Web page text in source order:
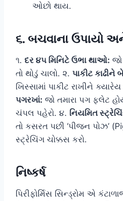
ઓછો થાય.
૬. બચવાના ઉપાયો
૧. દર ૪૫ મિનિટે ઉભા થાઓ:
તો થોડું ચાલો. ૨. પાકીટ કાઢીને
ખિસ્સામાં પાકીટ રાખીને
પગરખાં: જો તમારા પગ ફ્લેટ
ચંપલ પહેરો. ૪. નિયમિત
તો કસરત પછી ‘પીજન પોઝ’
સ્ટ્રેચિંગ ચોક્કસ કરો.
નિષ્કર્ષ
પિરીફોર્મિસ સિન્ડ્રોમ એ